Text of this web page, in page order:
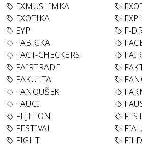
EXMUSLIMKA
EXOTIKA
EYP
F-
FABRIKA
FACT-CHECKERS
FAIRTRADE
FAKULTA
FANOUŠEK
FAUCI
FEJETON
FESTIVAL
FIGHT